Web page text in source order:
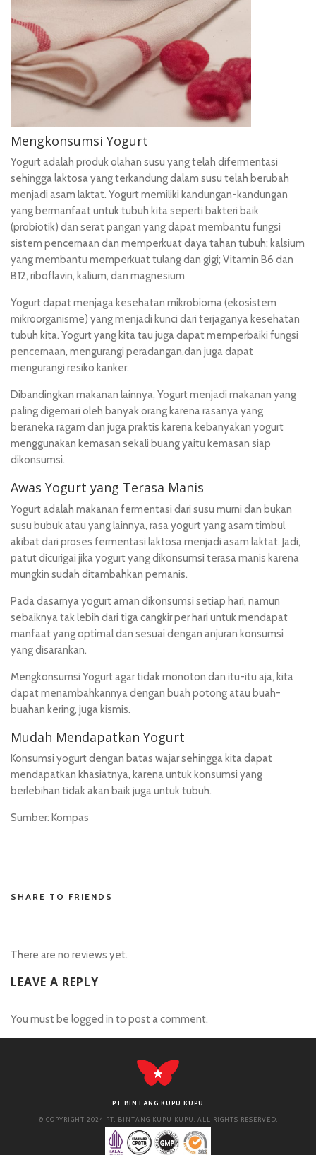
Mengkonsumsi Yogurt
Yogurtadalah produk olahan susu yang telah difermentasi
sehingga laktosa yang terkandung dalam susu telah berubah
menjadi asam laktat. Yogurt memiliki kandungan-kandungan
yang bermanfaat untuk tubuh kita seperti bakteri baik
(probiotik) dan serat pangan yang dapat membantu fungsi
sistem pencernaan dan memperkuat daya tahan tubuh; kalsium
yang membantu memperkuat tulang dan gigi; Vitamin B6 dan
B12, riboflavin, kalium, dan magnesium
Yogurt dapat menjaga kesehatan mikrobioma (ekosistem
mikroorganisme) yang menjadi kunci dari terjaganya kesehatan
tubuh kita. Yogurt yang kita tau juga dapat memperbaiki fungsi
pencernaan, mengurangi peradangan,dan juga dapat
mengurangi resiko kanker.
Dibandingkan makanan lainnya, Yogurt menjadi makanan yang
paling digemari oleh banyak orang karena rasanya yang
beraneka ragam dan juga praktis karena kebanyakan yogurt
menggunakan kemasan sekali buang yaitu kemasan siap
dikonsumsi.
Awas Yogurt yang Terasa Manis
Yogurt adalah makanan fermentasi dari susu murni dan bukan
susu bubuk atau yang lainnya, rasa yogurt yang asam timbul
akibat dari proses fermentasi laktosa menjadi asam laktat. Jadi,
patut dicurigai jika yogurt yang dikonsumsi terasa manis karena
mungkin sudah ditambahkan pemanis.
Pada dasarnya yogurt aman dikonsumsi setiap hari, namun
sebaiknya tak lebih dari tiga cangkir per hari untuk mendapat
manfaat yang optimal dan sesuai dengan anjuran konsumsi
yang disarankan.
Mengkonsumsi Yogurt agar tidak monoton dan itu-itu aja, kita
dapat menambahkannya dengan buah potong atau buah-
buahan kering, juga kismis.
Mudah Mendapatkan Yogurt
Konsumsi yogurt dengan batas wajar sehingga kita dapat
mendapatkan khasiatnya, karena untuk konsumsi yang
berlebihan tidak akan baik juga untuk tubuh.
Sumber: Kompas
SHARE TO FRIENDS
There are no reviews yet.
LEAVE A REPLY
You must be logged in to post a comment.
PT BINTANG KUPU KUPU
© COPYRIGHT 2024 PT. BINTANG KUPU KUPU. ALL RIGHTS RESERVED.